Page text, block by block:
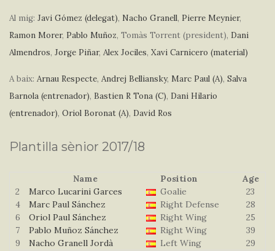
Al mig: Javi Gómez (delegat), Nacho Granell, Pierre Meynier,
Ramon Morer, Pablo Muñoz, Tomàs Torrent (president), Dani
Almendros, Jorge Piñar, Alex Jociles, Xavi Carnicero (material)
A baix: Arnau Respecte, Andrej Belliansky, Marc Paul (A), Salva
Barnola (entrenador), Bastien R Tona (C), Dani Hilario
(entrenador), Oriol Boronat (A), David Ros
Plantilla sènior 2017/18
Name Position
Age
2
Marco Lucarini Garces Goalie
23
4
Marc Paul Sánchez Right Defense
28
6
Oriol Paul Sánchez Right Wing
25
7
Pablo Muñoz Sánchez Right Wing
39
9
Nacho Granell Jordà Left Wing 29